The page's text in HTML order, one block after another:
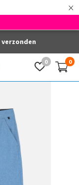
×
0 0